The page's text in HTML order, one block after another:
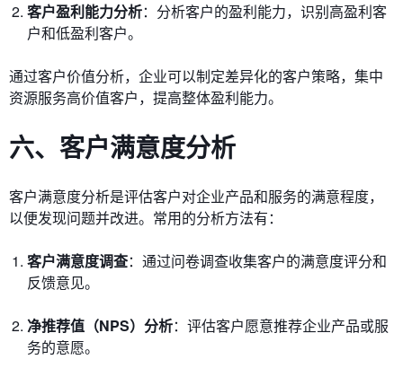
客户盈利能力分析：分析客户的盈利能力，识别高盈利客
户和低盈利客户。
通过客户价值分析，企业可以制定差异化的客户策略，集中
资源服务高价值客户，提高整体盈利能力。
六、客户满意度分析
客户满意度分析是评估客户对企业产品和服务的满意程度，
以便发现问题并改进。常用的分析方法有：
客户满意度调查：通过问卷调查收集客户的满意度评分和
反馈意见。
净推荐值（NPS）分析：评估客户愿意推荐企业产品或服
务的意愿。